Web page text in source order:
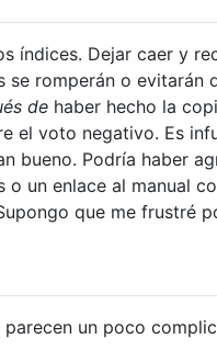
índices. Dejar caer y
se romperán o
de haber hecho la
el voto negativo. Es
bueno. Podría haber
o un enlace al manual
que me frustré
un poco